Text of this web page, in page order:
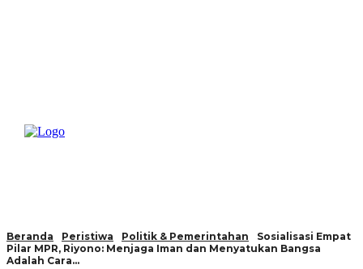
Beranda Peristiwa Politik & Pemerintahan
Sosialisasi Empat
Pilar MPR, Riyono: Menjaga Iman dan Menyatukan Bangsa
Adalah Cara...